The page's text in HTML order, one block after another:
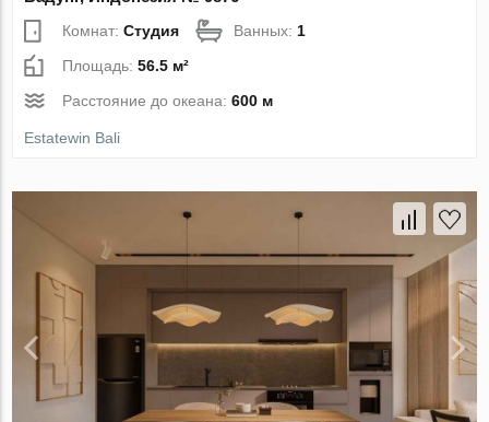
Комнат:Студия Ванных: 1
Площадь:56.5 м²
Расстояние до океана:600 м
Estatewin Bali